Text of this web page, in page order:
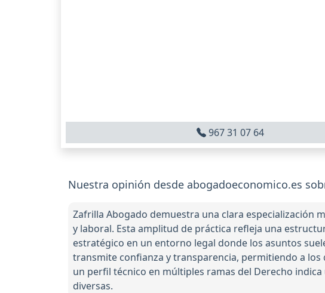
967 31 07 64
Nuestra opinión desde abogadoeconomico.es
Zafrilla Abogado demuestra una clara especialización
y laboral. Esta amplitud de práctica refleja una
estratégico en un entorno legal donde los asuntos
transmite confianza y transparencia, permitiendo a
un perfil técnico en múltiples ramas del Derecho
diversas.